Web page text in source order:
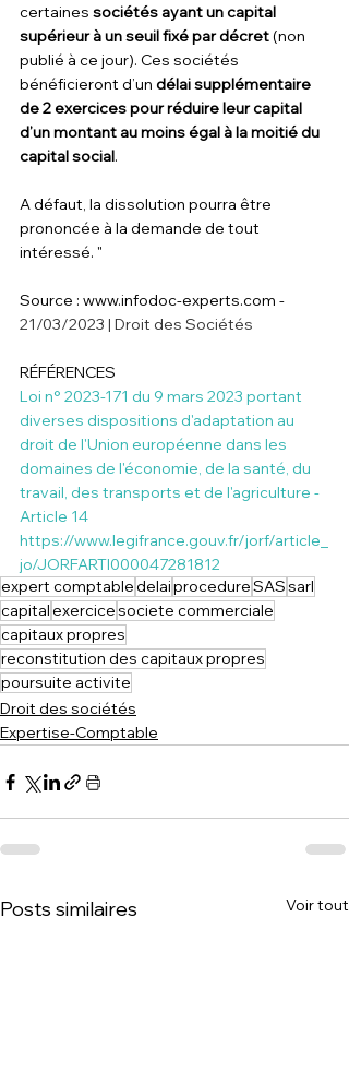
certaines sociétés ayant un capital
supérieur à un seuil fixé par décret (non
publié à ce jour). Ces sociétés
bénéficieront d’un délai supplémentaire
de 2 exercices pour réduire leur capital
d’un montant au moins égal à la moitié du
capital social.
A défaut, la dissolution pourra être
prononcée à la demande de tout
intéressé. "
Source : www.infodoc-experts.com -
21/03/2023 | Droit des Sociétés
RÉFÉRENCES
Loi n° 2023-171 du 9 mars 2023 portant
diverses dispositions d'adaptation au
droit de l'Union européenne dans les
domaines de l'économie, de la santé, du
travail, des transports et de l'agriculture -
Article 14
https://www.legifrance.gouv.fr/jorf/article_
jo/JORFARTI000047281812
expert comptabledelaiprocedureSASsarl
capitalexercicesociete commerciale
capitaux propres
reconstitution des capitaux propres
poursuite activite
Droit des sociétés
Expertise-Comptable
Posts similaires Voir tout